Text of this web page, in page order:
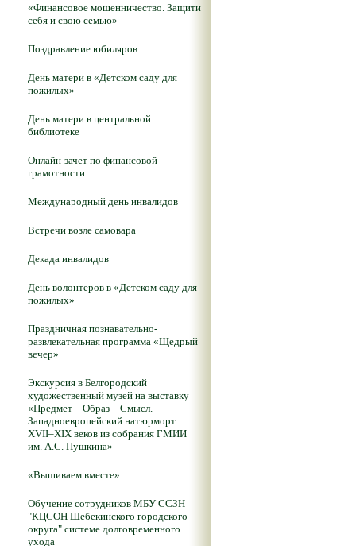
«Финансовое мошенничество. Защити
себя и свою семью»
Поздравление юбиляров
День матери в «Детском саду для
пожилых»
День матери в центральной
библиотеке
Онлайн-зачет по финансовой
грамотности
Международный день инвалидов
Встречи возле самовара
Декада инвалидов
День волонтеров в «Детском саду для
пожилых»
Праздничная познавательно-
развлекательная программа «Щедрый
вечер»
Экскурсия в Белгородский
художественный музей на выставку
«Предмет – Образ – Смысл.
Западноевропейский натюрморт
XVII–XIX веков из собрания ГМИИ
им. А.С. Пушкина»
«Вышиваем вместе»
Обучение сотрудников МБУ ССЗН
"КЦСОН Шебекинского городского
округа" системе долговременного
ухода